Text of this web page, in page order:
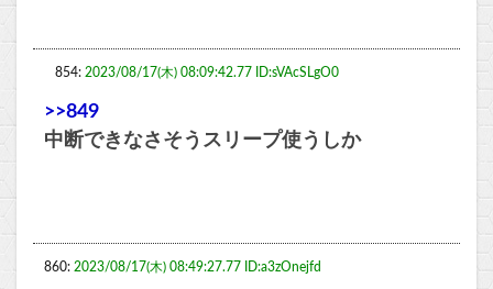
854: 2023/08/17(木) 08:09:42.77 ID:sVAcSLgO0
>>849
中断できなさそうスリープ使うしか
860: 2023/08/17(木) 08:49:27.77 ID:a3zOnejfd